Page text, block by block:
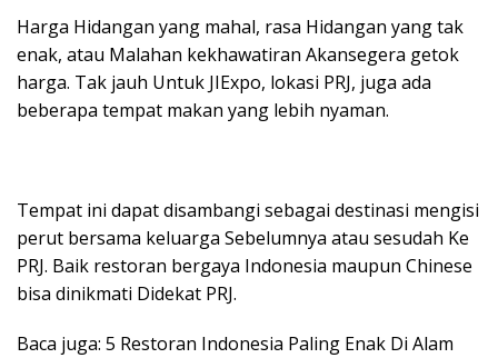
Harga Hidangan yang mahal, rasa Hidangan yang tak
enak, atau Malahan kekhawatiran Akansegera getok
harga. Tak jauh Untuk JIExpo, lokasi PRJ, juga ada
beberapa tempat makan yang lebih nyaman.
Tempat ini dapat disambangi sebagai destinasi mengisi
perut bersama keluarga Sebelumnya atau sesudah Ke
PRJ. Baik restoran bergaya Indonesia maupun Chinese
bisa dinikmati Didekat PRJ.
Baca juga: 5 Restoran Indonesia Paling Enak Di Alam